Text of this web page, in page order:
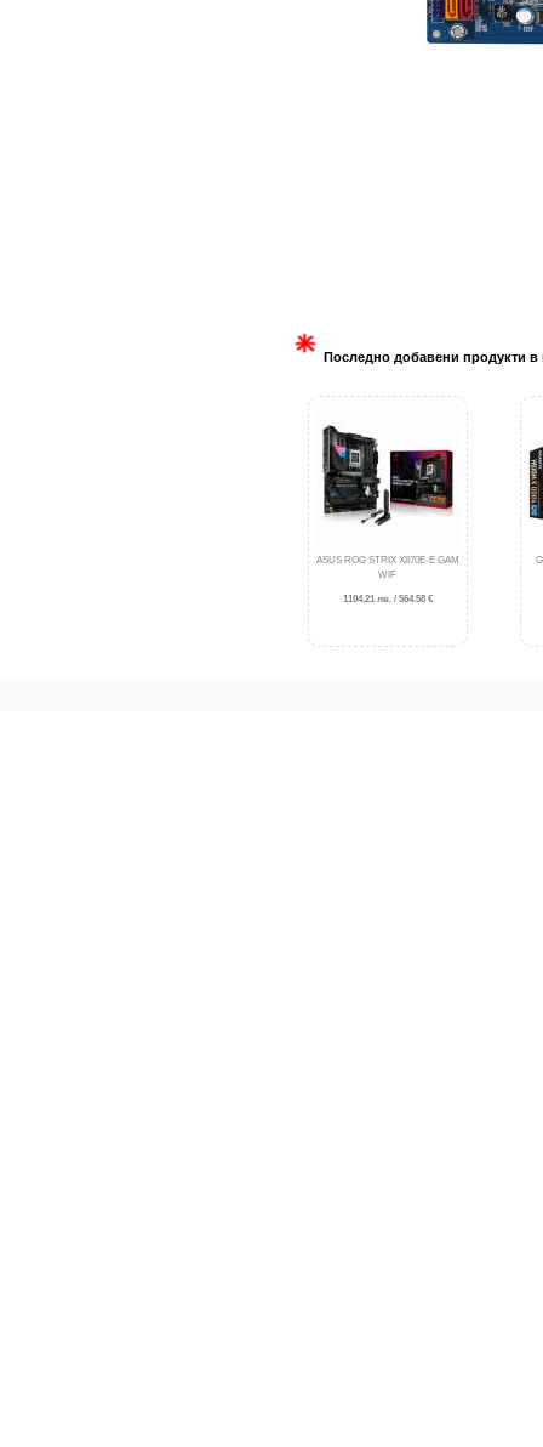
Последно добавени продукти в
ASUS ROG STRIX X870E-E GAM
WIF
1104.21 лв. / 564.58 €